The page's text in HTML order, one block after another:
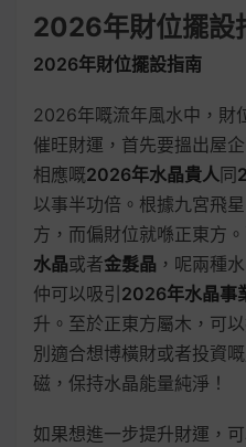
2026年財位擺設
2026年財位擺設指南
2026年嘅流年風水中，財
催旺財運，首先要搵出屋
相應嘅2026年水晶貴人同
以事半功倍。根據九宮飛
方，而偏財位就喺正東方
水晶或者金髮晶 ，呢兩種
仲可以吸引 2026年水晶事
升。至於正東方屬木，可
別適合想博橫財或者投資
磁，保持水晶能量純淨！
如果想進一步提升財運，